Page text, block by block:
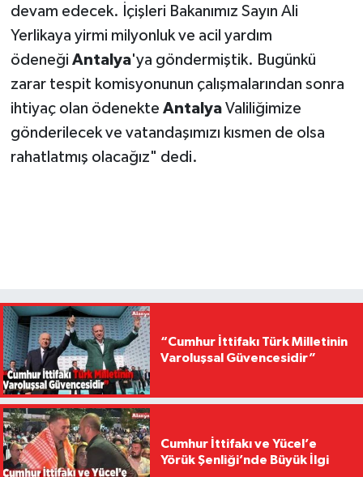
devam edecek. İçişleri Bakanımız Sayın Ali
Yerlikaya yirmi milyonluk ve acil yardım
ödeneği Antalya'ya göndermiştik. Bugünkü
zarar tespit komisyonunun çalışmalarından sonra
ihtiyaç olan ödenekte AntalyaValiliğimize
gönderilecek ve vatandaşımızı kısmen de olsa
rahatlatmış olacağız" dedi.
“Cumhur İttifakı Türk Milletinin
Varoluşsal Güvencesidir”
Cumhur İttifakı ve Yücel’e
Yörük Şenliği’nde Büyük İlgi